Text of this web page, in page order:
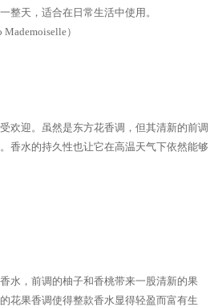
整天，适合在日常生活中使用。
）
欢迎。虽然是东方花香调，但其清新的前调
香水的持久性也让它在高温天气下依然能够
水，前调的柚子和香桃带来一股清新的果
花果香调使得整款香水显得轻盈而富有生